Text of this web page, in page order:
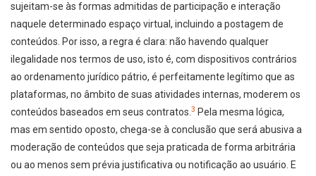
sujeitam-se às formas admitidas de participação e interação
naquele determinado espaço virtual, incluindo a postagem de
conteúdos. Por isso, a regra é clara: não havendo qualquer
ilegalidade nos termos de uso, isto é, com dispositivos contrários
ao ordenamento jurídico pátrio, é perfeitamente legítimo que as
plataformas, no âmbito de suas atividades internas, moderem os
conteúdos baseados em seus contratos.3 Pela mesma lógica,
mas em sentido oposto, chega-se à conclusão que será abusiva a
moderação de conteúdos que seja praticada de forma arbitrária
ou ao menos sem prévia justificativa ou notificação ao usuário. E